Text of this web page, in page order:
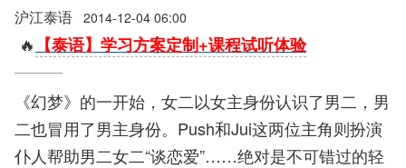
沪江泰语 2014-12-04 06:00
🔥 【泰语】学习方案定制+课程试听体验
《幻梦》的一开始，女二以女主身份认识了男二，男
二也冒用了男主身份。Push和Jui这两位主角则扮演
仆人帮助男二女二“谈恋爱”……绝对是不可错过的轻